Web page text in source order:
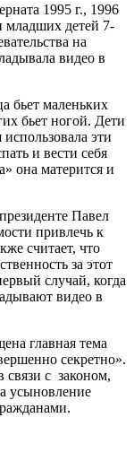
1995 г., 1996
младших детей 7-
на
видео в
бьет маленьких
бьет ногой. Дети
эти
и вести себя
она матерится и
Павел
привлечь к
считает, что
за этот
случай, когда
видео в
главная тема
секретно».
с законом,
усыновление